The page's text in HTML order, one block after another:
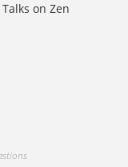
on Zen